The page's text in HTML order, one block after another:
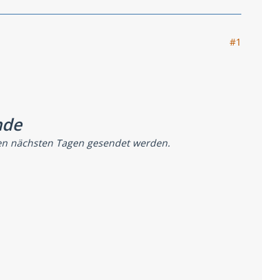
#1
nächsten Tagen gesendet werden.